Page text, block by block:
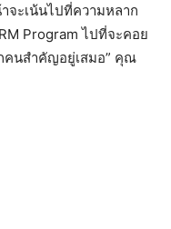
จะเน้นไปที่ความหลาก
Program ไปที่จะคอย
คนสำคัญอยู่เสมอ” คุณ